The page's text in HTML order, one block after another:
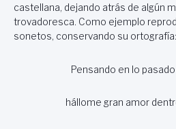
castellana, dejando atrás de algún
trovadoresca. Como ejemplo
sonetos, conservando su ortografía:
Pensando en lo
hállome gran amor